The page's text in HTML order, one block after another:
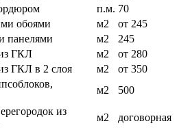
п.м. 70
обоями
м2
от 245
панелями
м2
245
ГКЛ
м2
от 280
ГКЛ в 2 слоя
м2
от 350
м2
500
из
м2
договорная